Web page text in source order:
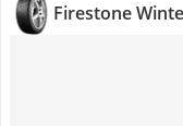
Firestone